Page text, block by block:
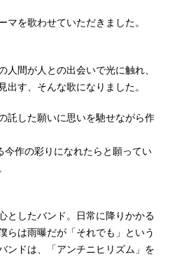
マを歌わせていただきました。
人間が人との出会いで光に触れ、
出す、そんな歌になりました。
託した願いに思いを馳せながら作
今作の彩りになれたらと願ってい
としたバンド。日常に降りかかる
らは雨曝だが「それでも」という
ンドは、「アンチニヒリズム」を